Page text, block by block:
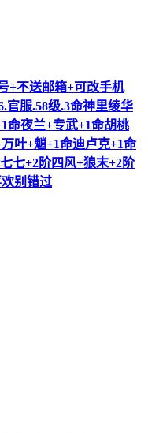
+不送邮箱+可改手机
官服.58级.3命神里绫华
命夜兰+专武+1命胡桃
叶+魈+1命迪卢克+1命
七+2阶四风+狼末+2阶
别错过